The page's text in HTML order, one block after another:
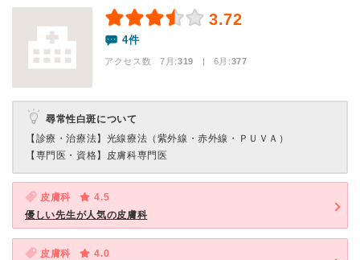
3.72
4件
アクセス数 7月:319 | 6月:377
尋常性白斑について
【診療・治療法】 光線療法（紫外線・赤外線・ＰＵＶＡ）
【専門医・資格】 皮膚科専門医
皮膚科
4.5
優しい先生が人気の皮膚科
皮膚科
4.0